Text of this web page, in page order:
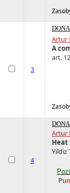
3
Artur
A
art.
4
Artur
Yildiz